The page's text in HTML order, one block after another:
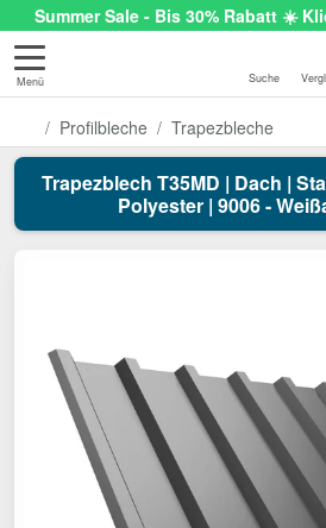
Summer Sale - Bis 30% Rabatt ☀️
Menü Suche
Profilbleche Trapezbleche
Trapezblech T35MD | Dach |
Polyester | 9006 -